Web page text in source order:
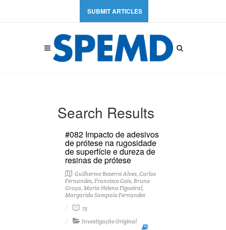
SUBMIT ARTICLES
Search Results
#082 Impacto de adesivos
de prótese na rugosidade
de superfície e dureza de
resinas de prótese
Guilherme Bezerra Alves, Carlos
Fernandes, Francisco Gois, Bruno
Graça, Maria Helena Figueiral,
Margarida Sampaio Fernandes
75
Investigação Original